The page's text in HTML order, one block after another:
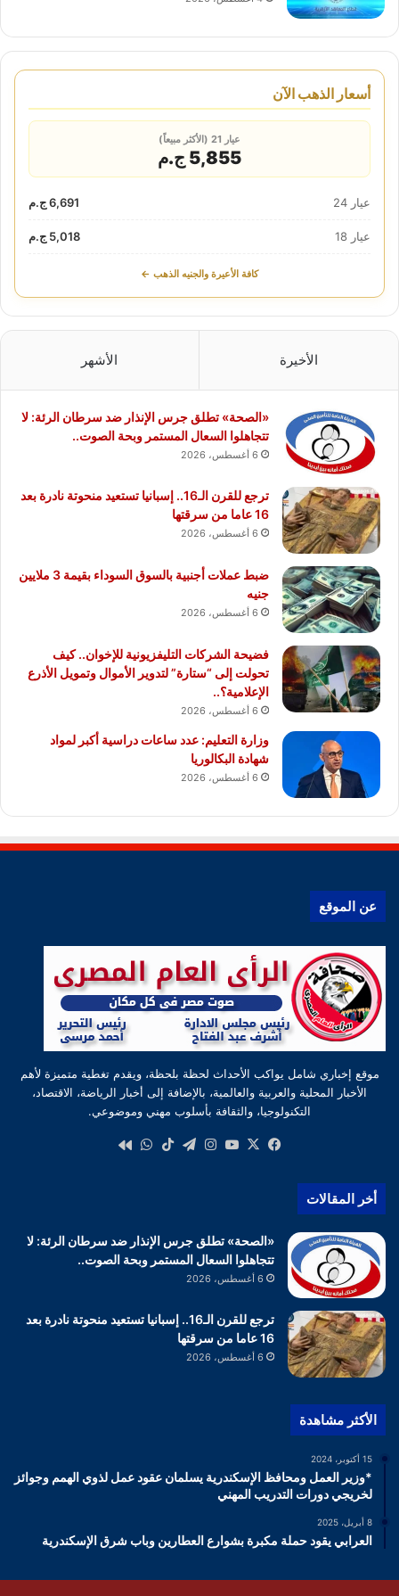
أسعار الذهب الآن
عيار 21 (الأكثر مبيعاً)
5,855 ج.م
عيار 24 6,691 ج.م
عيار 18 5,018 ج.م
كافة الأعيرة والجنيه الذهب ←
الأخيرة الأشهر
«الصحة» تطلق جرس الإنذار ضد سرطان الرئة: لا
تتجاهلوا السعال المستمر وبحة الصوت..
6 أغسطس، 2026
ترجع للقرن الـ16.. إسبانيا تستعيد منحوتة نادرة بعد
16 عاما من سرقتها
6 أغسطس، 2026
ضبط عملات أجنبية بالسوق السوداء بقيمة 3 ملايين
جنيه
6 أغسطس، 2026
فضيحة الشركات التليفزيونية للإخوان.. كيف
تحولت إلى “ستارة” لتدوير الأموال وتمويل الأذرع
الإعلامية؟..
6 أغسطس، 2026
وزارة التعليم: عدد ساعات دراسية أكبر لمواد
شهادة البكالوريا
6 أغسطس، 2026
عن الموقع
موقع إخباري شامل يواكب الأحداث لحظة بلحظة، ويقدم تغطية متميزة لأهم
الأخبار المحلية والعربية والعالمية، بالإضافة إلى أخبار الرياضة، الاقتصاد،
التكنولوجيا، والثقافة بأسلوب مهني وموضوعي.
فيسبوك
‫X
‫YouTube
انستقرام
تيلقرام‫TikTokواتساب
أخر المقالات
«الصحة» تطلق جرس الإنذار ضد سرطان الرئة: لا
تتجاهلوا السعال المستمر وبحة الصوت..
6 أغسطس، 2026
ترجع للقرن الـ16.. إسبانيا تستعيد منحوتة نادرة بعد
16 عاما من سرقتها
6 أغسطس، 2026
الأكثر مشاهدة
15 أكتوبر، 2024
*وزير العمل ومحافظ الإسكندرية يسلمان عقود عمل لذوي الهمم وجوائز
لخريجي دورات التدريب المهني
8 أبريل، 2025
العرابي يقود حملة مكبرة بشوارع العطارين وباب شرق الإسكندرية